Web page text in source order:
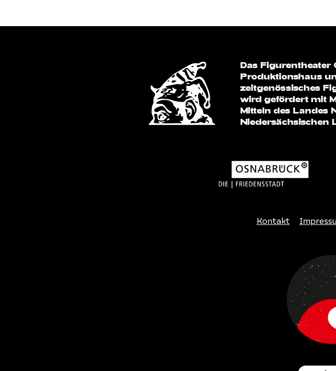
Das Figurentheater
Produktionshaus
zeitgenössisches
wird gefördert mit
Mitteln des Landes
Niedersächsischen
Kontakt